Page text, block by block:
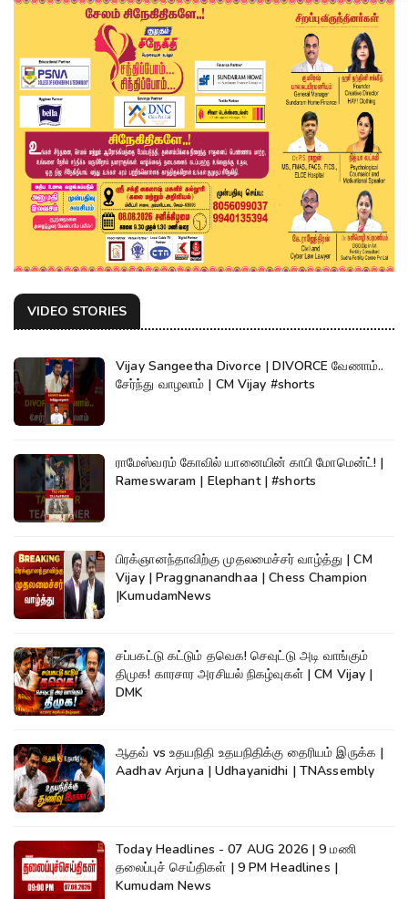
VIDEO STORIES
Vijay Sangeetha Divorce | DIVORCE வேணாம்..
சேர்ந்து வாழலாம் | CM Vijay #shorts
ராமேஸ்வரம் கோவில் யானையின் காபி மோமென்ட்! |
Rameswaram | Elephant | #shorts
பிரக்ஞானந்தாவிற்கு முதலமைச்சர் வாழ்த்து | CM
Vijay | Praggnanandhaa | Chess Champion
|KumudamNews
சப்பகட்டு கட்டும் தவெக! செவுட்டு அடி வாங்கும்
திமுக! காரசார அரசியல் நிகழ்வுகள் | CM Vijay |
DMK
ஆதவ் vs உதயநிதி உதயநிதிக்கு தைரியம் இருக்க |
Aadhav Arjuna | Udhayanidhi | TNAssembly
Today Headlines - 07 AUG 2026 | 9 மணி
தலைப்புச் செய்திகள் | 9 PM Headlines |
Kumudam News